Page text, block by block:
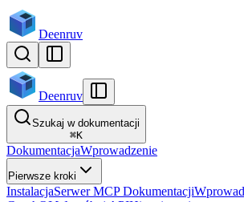
Deenruv
Deenruv
Szukaj w dokumentacji
⌘K
DokumentacjaWprowadzenie
Pierwsze kroki
InstalacjaSerwer MCP Dokumentacji